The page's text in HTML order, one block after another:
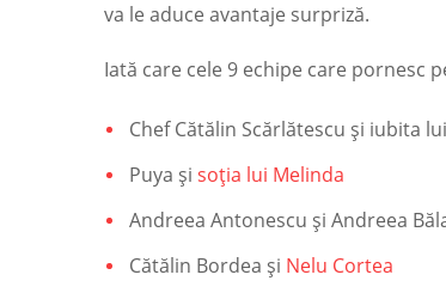
va le aduce avantaje surpriză.
Iată care cele 9 echipe care pornesc
Chef Cătălin Scărlătescu și iubita
Puya și soția lui Melinda
Andreea Antonescu și Andreea
Cătălin Bordea și Nelu Cortea